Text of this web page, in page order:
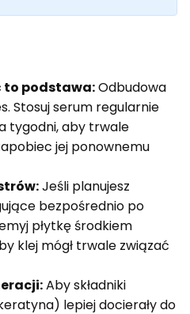
to podstawa:Odbudowa
Stosuj serum regularnie
tygodni, aby trwale
jej ponownemu
Jeśli planujesz
bezpośrednio po
płytkę środkiem
klej mógł trwale związać
Aby składniki
lepiej docierały do